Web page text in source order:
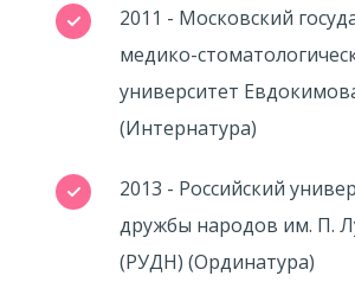
2011 - Московский
медико-
университет
(Интернатура)
2013 - Российский
дружбы народов им. П.
(РУДН) (Ординатура)